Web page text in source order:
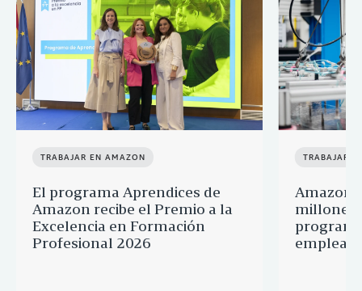
TRABAJAR EN AMAZON
El programa Aprendices de
Amazon recibe el Premio a la
Excelencia en Formación
Profesional 2026
TRABAJAR
Amazon
millones